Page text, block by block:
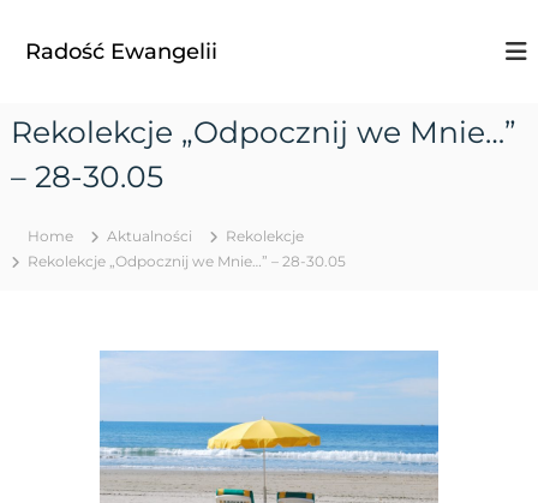
Radość Ewangelii
Rekolekcje „Odpocznij we Mnie…”
– 28-30.05
Home Aktualności
Rekolekcje
Rekolekcje „Odpocznij we Mnie…” – 28-30.05